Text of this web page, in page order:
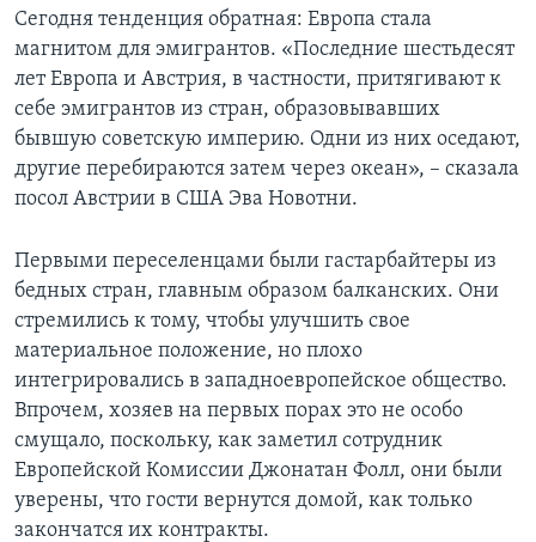
Сегодня тенденция обратная: Европа стала
магнитом для эмигрантов. «Последние шестьдесят
лет Европа и Австрия, в частности, притягивают к
себе эмигрантов из стран, образовывавших
бывшую советскую империю. Одни из них оседают,
другие перебираются затем через океан», – сказала
посол Австрии в США Эва Новотни.
Первыми переселенцами были гастарбайтеры из
бедных стран, главным образом балканских. Они
стремились к тому, чтобы улучшить свое
материальное положение, но плохо
интегрировались в западноевропейское общество.
Впрочем, хозяев на первых порах это не особо
смущало, поскольку, как заметил сотрудник
Европейской Комиссии Джонатан Фолл, они были
уверены, что гости вернутся домой, как только
закончатся их контракты.